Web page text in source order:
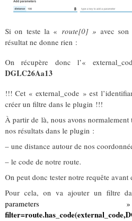
Si on teste la « route[0] » avec son
résultat ne donne rien :
On récupère donc l’«
DGLC26Aa13
!!! Cet « external_code » est
créer un filtre dans le plugin !!!
À partir de là, nous avons
nos résultats dans le plugin :
– une distance autour de nos
– le code de notre route.
On peut donc tester notre requête avant
Pour cela, on va ajouter un filtre